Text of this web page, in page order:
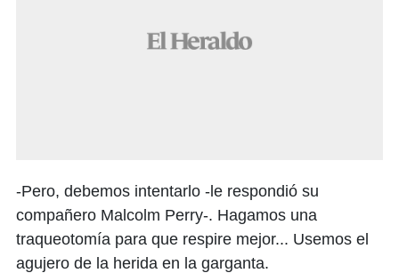
-Pero, debemos intentarlo -le respondió su
compañero Malcolm Perry-. Hagamos una
traqueotomía para que respire mejor... Usemos el
agujero de la herida en la garganta.